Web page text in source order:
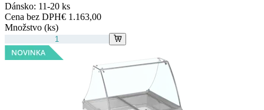
Dánsko: 11-20 ks
Cena bez DPH€ 1.163,00
Množstvo (ks)